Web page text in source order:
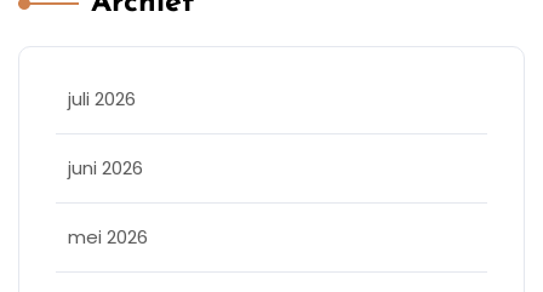
juli 2026
juni 2026
mei 2026